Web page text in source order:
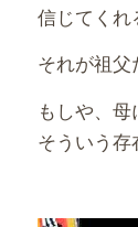
信じてくれ
それが祖父
もしや、
そういう存